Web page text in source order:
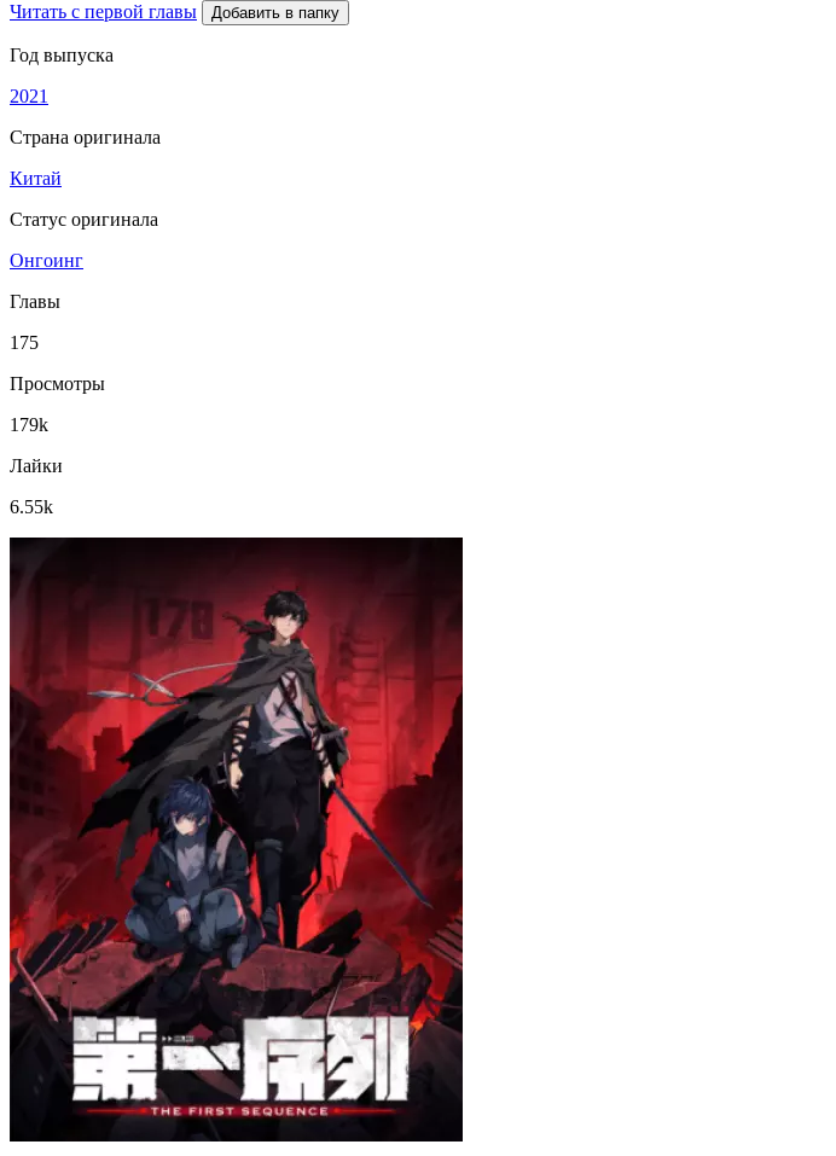
Читать с первой главы Добавить в папку
Год выпуска
2021
Страна оригинала
Китай
Статус оригинала
Онгоинг
Главы
175
Просмотры
179k
Лайки
6.55k